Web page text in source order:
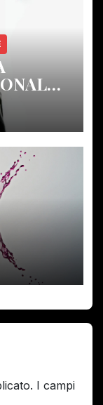
DI
I campi